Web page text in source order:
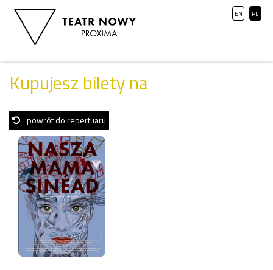
PL
EN
Kupujesz bilety na
powrót do repertuaru